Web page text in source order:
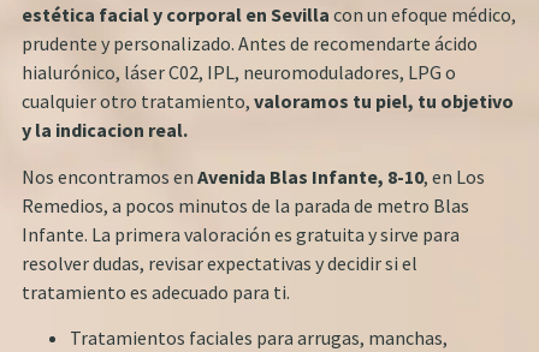
estética facial y corporal en Sevilla con un efoque médico,
prudente y personalizado. Antes de recomendarte ácido
hialurónico, láser C02, IPL, neuromoduladores, LPG o
cualquier otro tratamiento, valoramos tu piel, tu objetivo
y la indicacion real.
Nos encontramos en Avenida Blas Infante, 8-10, en Los
Remedios, a pocos minutos de la parada de metro Blas
Infante. La primera valoración es gratuita y sirve para
resolver dudas, revisar expectativas y decidir si el
tratamiento es adecuado para ti.
Tratamientos faciales para arrugas, manchas,